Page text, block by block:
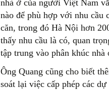
nhà ở của người Việt Nam
nào để phù hợp với nhu cầu
căn, trong đó Hà Nội hơn
thấy nhu cầu là có, quan
tập trung vào phân khúc
Ông Quang cũng cho biết
soát lại việc cấp phép các